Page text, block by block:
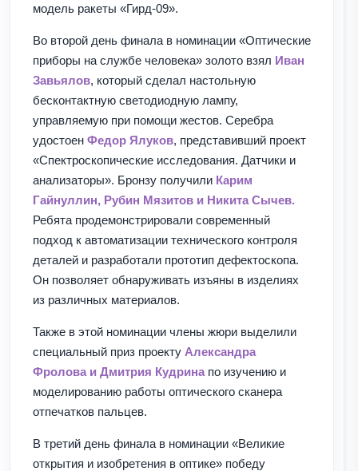
модель ракеты «Гирд-09».
Во второй день финала в номинации «Оптические
приборы на службе человека» золото взял Иван
Завьялов, который сделал настольную
бесконтактную светодиодную лампу,
управляемую при помощи жестов. Серебра
удостоен Федор Ялуков, представивший проект
«Спектроскопические исследования. Датчики и
анализаторы». Бронзу получили Карим
Гайнуллин, Рубин Мязитов и Никита Сычев.
Ребята продемонстрировали современный
подход к автоматизации технического контроля
деталей и разработали прототип дефектоскопа.
Он позволяет обнаруживать изъяны в изделиях
из различных материалов.
Также в этой номинации члены жюри выделили
специальный приз проекту Александра
Фролова и Дмитрия Кудрина по изучению и
моделированию работы оптического сканера
отпечатков пальцев.
В третий день финала в номинации «Великие
открытия и изобретения в оптике» победу